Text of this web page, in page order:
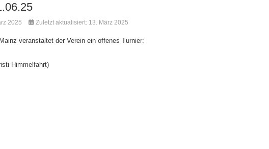
2025 Zuletzt aktualisiert: 13. März 2025
veranstaltet der Verein ein offenes Turnier:
Himmelfahrt)